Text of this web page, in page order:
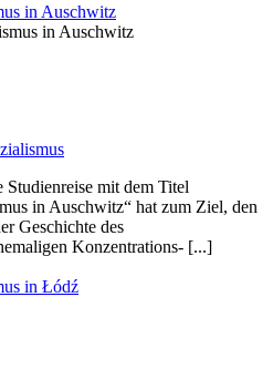
in Auschwitz
mit dem Titel
in Auschwitz“ hat zum Ziel, den
Geschichte des
Konzentrations- [...]
in Łódź